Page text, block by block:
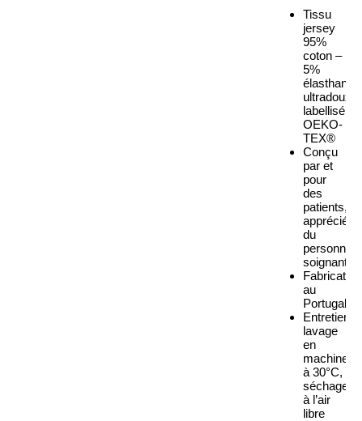
Tissu
jersey
95%
coton –
5%
ultradoux,
labellisé
OEKO-
TEX®
Conçu
par et
pour
des
patients,
apprécié
du
personnel
soignant
Fabrication
au
Portugal
Entretien:
lavage
en
machine
à 30°C,
séchage
à l’air
libre